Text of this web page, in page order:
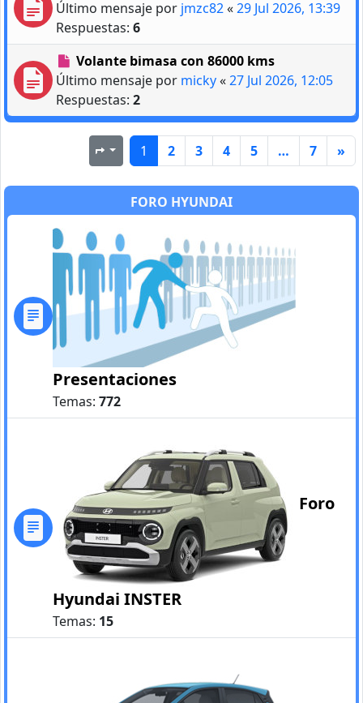
Último mensaje por jmzc82«29 Jul 2026, 13:39
Respuestas: 6
Volante bimasa con 86000 kms
Último mensaje por micky«27 Jul 2026, 12:05
Respuestas: 2
Página1 de7
1 2 3 4 5 … 7 »
FORO HYUNDAI
Presentaciones
Temas: 772
Foro
Hyundai INSTER
Temas: 15